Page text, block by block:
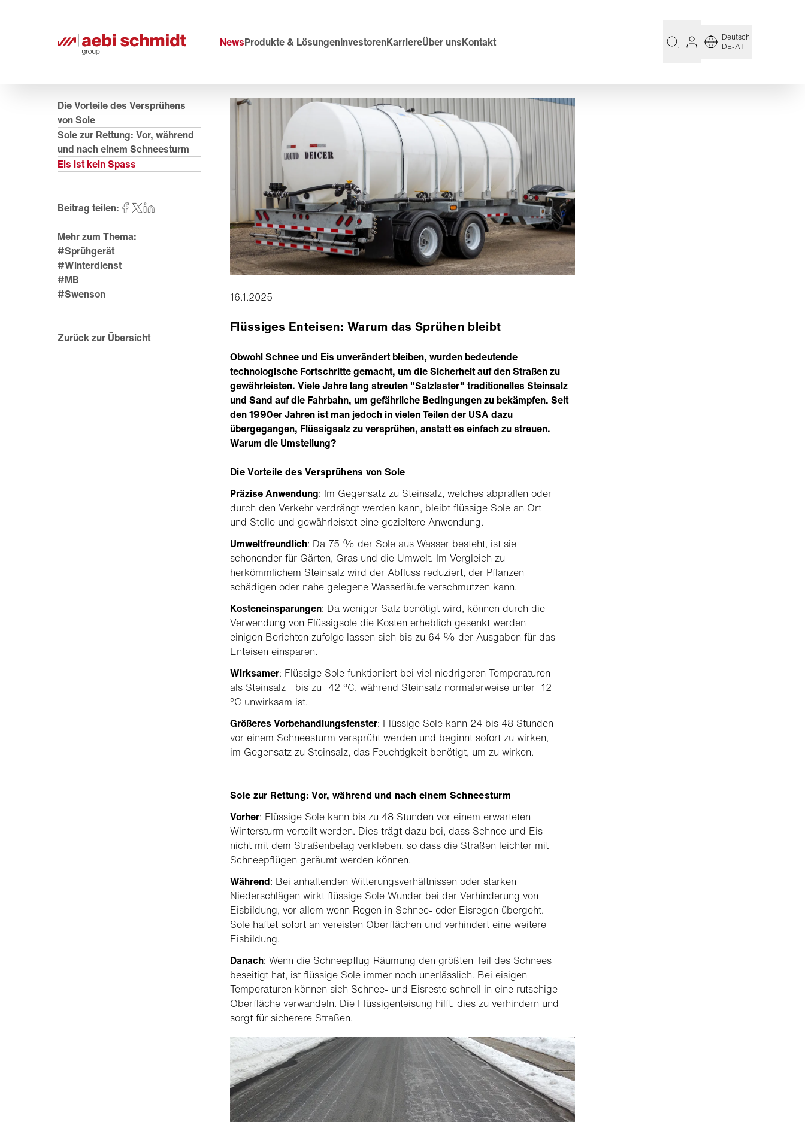
NewsProdukte & LösungenInvestorenKarriereÜber unsKontakt
Deutsch
DE-AT
Die Vorteile des Versprühens
von Sole
Sole zur Rettung: Vor, während
und nach einem Schneesturm
Eis ist kein Spass
Beitrag teilen:
Mehr zum Thema:
#Sprühgerät
#Winterdienst
#MB
#Swenson
Zurück zur Übersicht
16.1.2025
Flüssiges Enteisen: Warum das Sprühen bleibt
Obwohl Schnee und Eis unverändert bleiben, wurden bedeutende
technologische Fortschritte gemacht, um die Sicherheit auf den Straßen zu
gewährleisten. Viele Jahre lang streuten "Salzlaster" traditionelles Steinsalz
und Sand auf die Fahrbahn, um gefährliche Bedingungen zu bekämpfen. Seit
den 1990er Jahren ist man jedoch in vielen Teilen der USA dazu
übergegangen, Flüssigsalz zu versprühen, anstatt es einfach zu streuen.
Warum die Umstellung?
Die Vorteile des Versprühens von Sole
Präzise Anwendung: Im Gegensatz zu Steinsalz, welches abprallen oder
durch den Verkehr verdrängt werden kann, bleibt flüssige Sole an Ort
und Stelle und gewährleistet eine gezieltere Anwendung.
Umweltfreundlich: Da 75 % der Sole aus Wasser besteht, ist sie
schonender für Gärten, Gras und die Umwelt. Im Vergleich zu
herkömmlichem Steinsalz wird der Abfluss reduziert, der Pflanzen
schädigen oder nahe gelegene Wasserläufe verschmutzen kann.
Kosteneinsparungen: Da weniger Salz benötigt wird, können durch die
Verwendung von Flüssigsole die Kosten erheblich gesenkt werden -
einigen Berichten zufolge lassen sich bis zu 64 % der Ausgaben für das
Enteisen einsparen.
Wirksamer: Flüssige Sole funktioniert bei viel niedrigeren Temperaturen
als Steinsalz - bis zu -42 °C, während Steinsalz normalerweise unter -12
°C unwirksam ist.
Größeres Vorbehandlungsfenster: Flüssige Sole kann 24 bis 48 Stunden
vor einem Schneesturm versprüht werden und beginnt sofort zu wirken,
im Gegensatz zu Steinsalz, das Feuchtigkeit benötigt, um zu wirken.
Sole zur Rettung: Vor, während und nach einem Schneesturm
Vorher: Flüssige Sole kann bis zu 48 Stunden vor einem erwarteten
Wintersturm verteilt werden. Dies trägt dazu bei, dass Schnee und Eis
nicht mit dem Straßenbelag verkleben, so dass die Straßen leichter mit
Schneepflügen geräumt werden können.
Während: Bei anhaltenden Witterungsverhältnissen oder starken
Niederschlägen wirkt flüssige Sole Wunder bei der Verhinderung von
Eisbildung, vor allem wenn Regen in Schnee- oder Eisregen übergeht.
Sole haftet sofort an vereisten Oberflächen und verhindert eine weitere
Eisbildung.
Danach: Wenn die Schneepflug-Räumung den größten Teil des Schnees
beseitigt hat, ist flüssige Sole immer noch unerlässlich. Bei eisigen
Temperaturen können sich Schnee- und Eisreste schnell in eine rutschige
Oberfläche verwandeln. Die Flüssigenteisung hilft, dies zu verhindern und
sorgt für sicherere Straßen.